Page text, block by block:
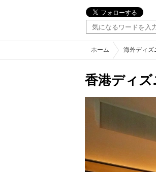
ホーム 海外ディズ
香港ディ